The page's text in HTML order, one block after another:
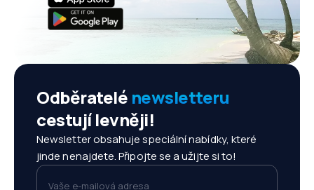
Odběratelé newsletteru
cestují levněji!
Newsletter obsahuje speciální nabídky, které
jinde nenajdete. Připojte se a užijte si to!
Vaše e-mailová adresa